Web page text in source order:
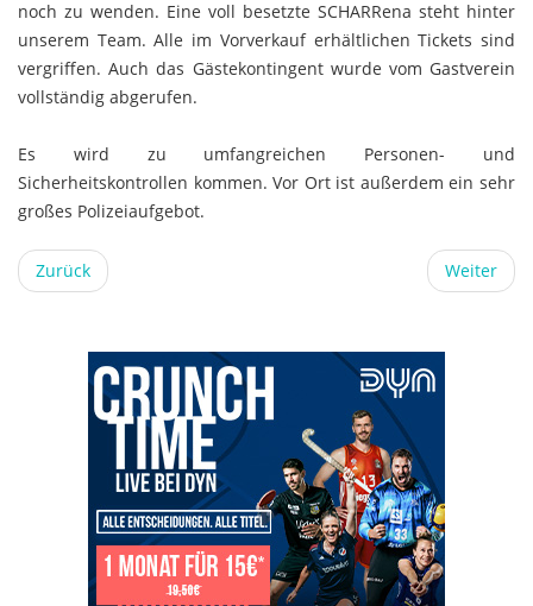
noch zu wenden. Eine voll besetzte SCHARRena steht hinter
unserem Team.Alle im Vorverkauf erhältlichen Tickets sind
vergriffen. Auch das Gästekontingent wurde vom Gastverein
vollständig abgerufen.
Es wird zu umfangreichen Personen- und
Sicherheitskontrollen kommen. Vor Ort ist außerdem ein sehr
großes Polizeiaufgebot.
Zurück Weiter